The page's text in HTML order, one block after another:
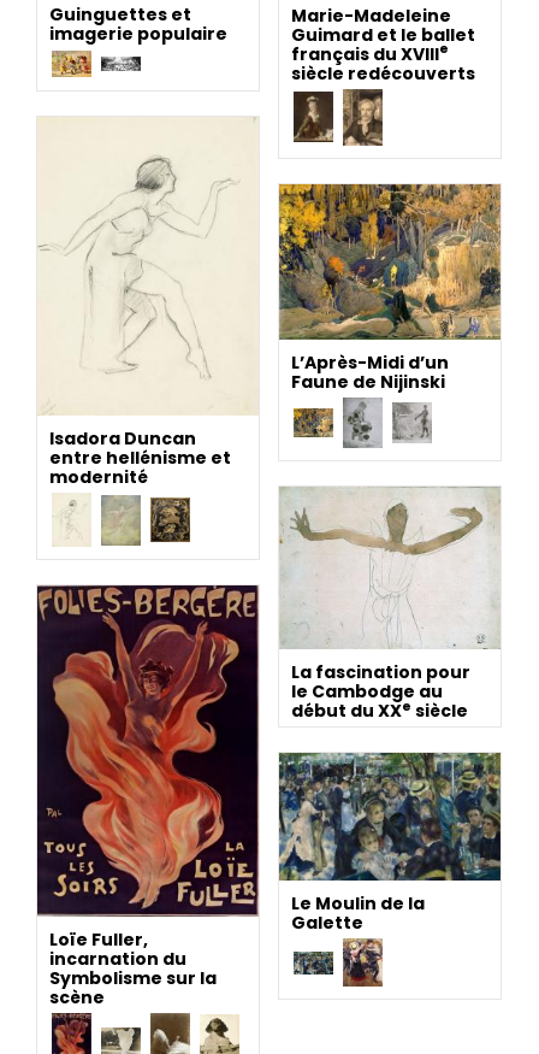
Marie-Madeleine
Guimard et le ballet
français du XVIIIe
siècle redécouverts
Guinguettes et
imagerie populaire
Isadora Duncan
entre hellénisme et
modernité
L’Après-Midi d’un
Faune de Nijinski
La fascination pour
le Cambodge au
début du XXe siècle
Loïe Fuller,
incarnation du
Symbolisme sur la
scène
Le Moulin de la
Galette